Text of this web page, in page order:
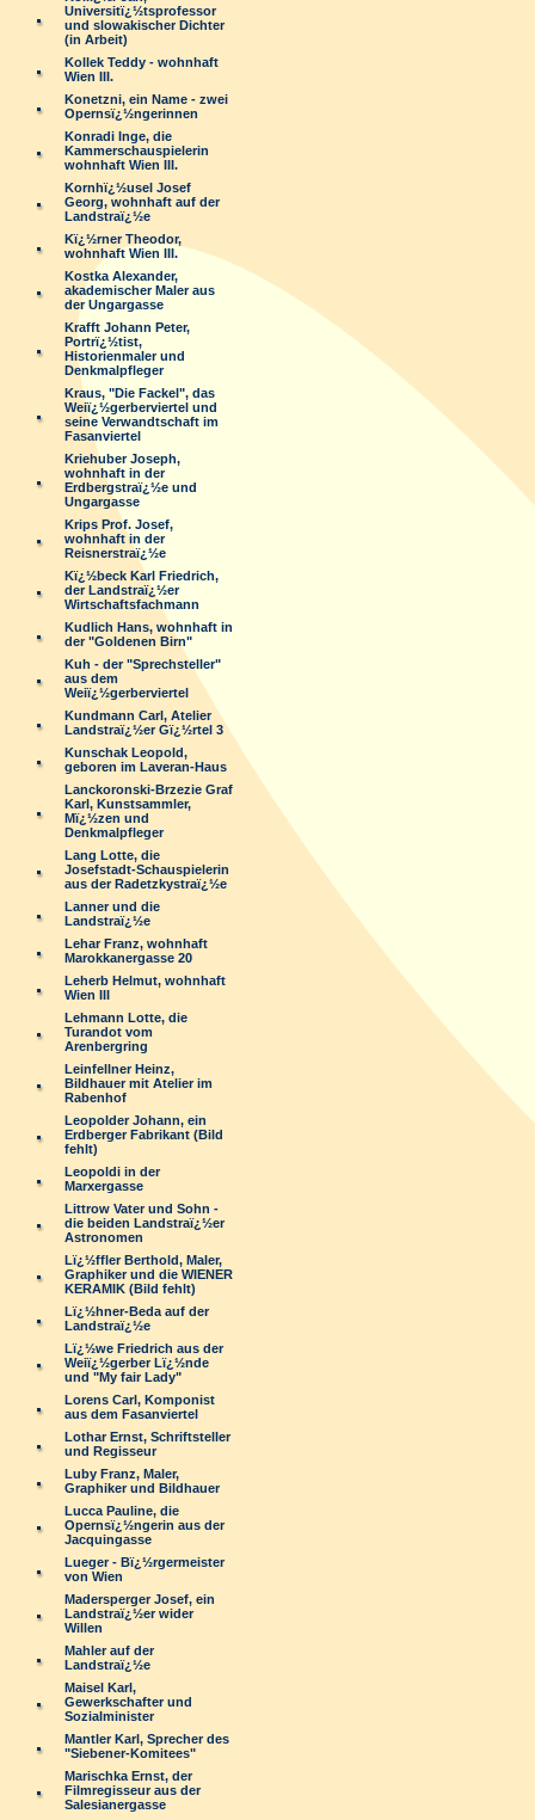
Universitï¿½tsprofessor
und slowakischer Dichter
(in Arbeit)
Kollek Teddy - wohnhaft
Wien III.
Konetzni, ein Name - zwei
Opernsï¿½ngerinnen
Konradi Inge, die
Kammerschauspielerin
wohnhaft Wien III.
Kornhï¿½usel Josef
Georg, wohnhaft auf der
Landstraï¿½e
Kï¿½rner Theodor,
wohnhaft Wien III.
Kostka Alexander,
akademischer Maler aus
der Ungargasse
Krafft Johann Peter,
Portrï¿½tist,
Historienmaler und
Denkmalpfleger
Kraus, "Die Fackel", das
Weiï¿½gerberviertel und
seine Verwandtschaft im
Fasanviertel
Kriehuber Joseph,
wohnhaft in der
Erdbergstraï¿½e und
Ungargasse
Krips Prof. Josef,
wohnhaft in der
Reisnerstraï¿½e
Kï¿½beck Karl Friedrich,
der Landstraï¿½er
Wirtschaftsfachmann
Kudlich Hans, wohnhaft in
der "Goldenen Birn"
Kuh - der "Sprechsteller"
aus dem
Weiï¿½gerberviertel
Kundmann Carl, Atelier
Landstraï¿½er Gï¿½rtel 3
Kunschak Leopold,
geboren im Laveran-Haus
Lanckoronski-Brzezie Graf
Karl, Kunstsammler,
Mï¿½zen und
Denkmalpfleger
Lang Lotte, die
Josefstadt-Schauspielerin
aus der Radetzkystraï¿½e
Lanner und die
Landstraï¿½e
Lehar Franz, wohnhaft
Marokkanergasse 20
Leherb Helmut, wohnhaft
Wien III
Lehmann Lotte, die
Turandot vom
Arenbergring
Leinfellner Heinz,
Bildhauer mit Atelier im
Rabenhof
Leopolder Johann, ein
Erdberger Fabrikant (Bild
fehlt)
Leopoldi in der
Marxergasse
Littrow Vater und Sohn -
die beiden Landstraï¿½er
Astronomen
Lï¿½ffler Berthold, Maler,
Graphiker und die WIENER
KERAMIK (Bild fehlt)
Lï¿½hner-Beda auf der
Landstraï¿½e
Lï¿½we Friedrich aus der
Weiï¿½gerber Lï¿½nde
und "My fair Lady"
Lorens Carl, Komponist
aus dem Fasanviertel
Lothar Ernst, Schriftsteller
und Regisseur
Luby Franz, Maler,
Graphiker und Bildhauer
Lucca Pauline, die
Opernsï¿½ngerin aus der
Jacquingasse
Lueger - Bï¿½rgermeister
von Wien
Madersperger Josef, ein
Landstraï¿½er wider
Willen
Mahler auf der
Landstraï¿½e
Maisel Karl,
Gewerkschafter und
Sozialminister
Mantler Karl, Sprecher des
"Siebener-Komitees"
Marischka Ernst, der
Filmregisseur aus der
Salesianergasse